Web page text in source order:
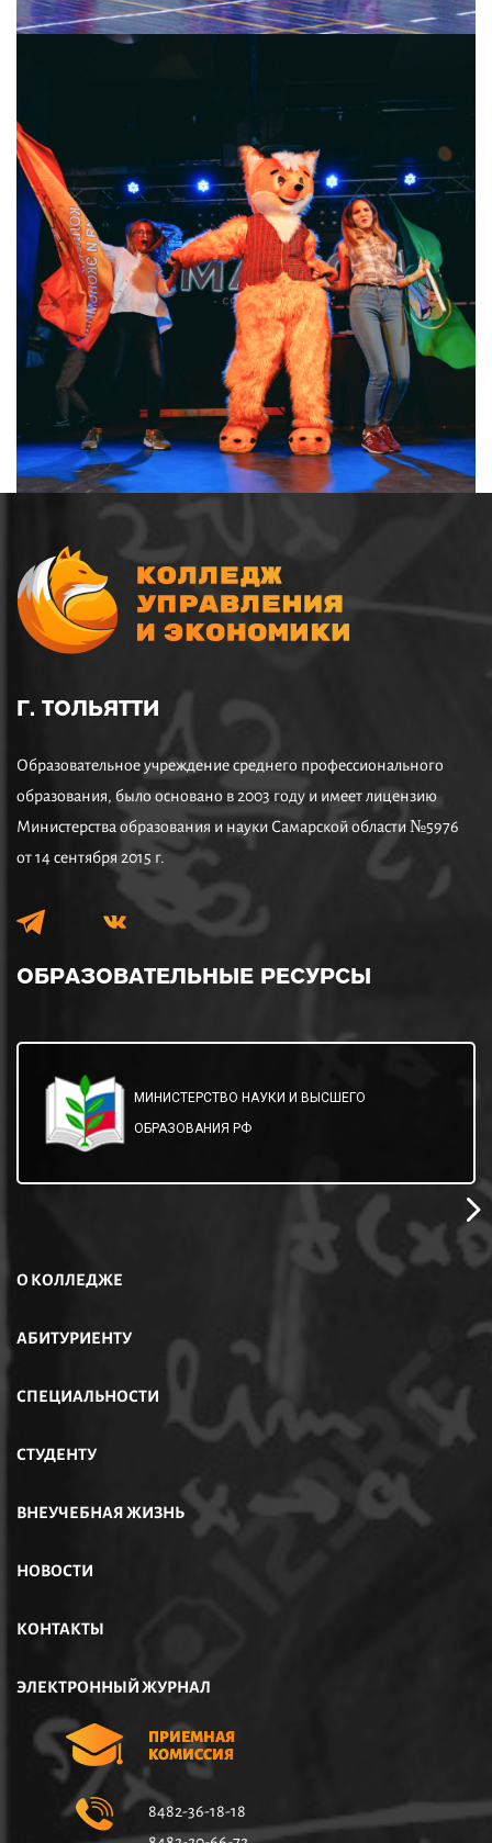
Г. ТОЛЬЯТТИ
Образовательное учреждение среднего профессионального
образования, было основано в 2003 году и имеет лицензию
Министерства образования и науки Самарской области №5976
от 14 сентября 2015 г.
ОБРАЗОВАТЕЛЬНЫЕ РЕСУРСЫ
МИНИСТЕРСТВО НАУКИ И ВЫСШЕГО
ОБРАЗОВАНИЯ РФ
О КОЛЛЕДЖЕ
АБИТУРИЕНТУ
СПЕЦИАЛЬНОСТИ
СТУДЕНТУ
ВНЕУЧЕБНАЯ ЖИЗНЬ
НОВОСТИ
КОНТАКТЫ
ЭЛЕКТРОННЫЙ ЖУРНАЛ
ПРИЕМНАЯ
КОМИССИЯ
8482-36-18-18